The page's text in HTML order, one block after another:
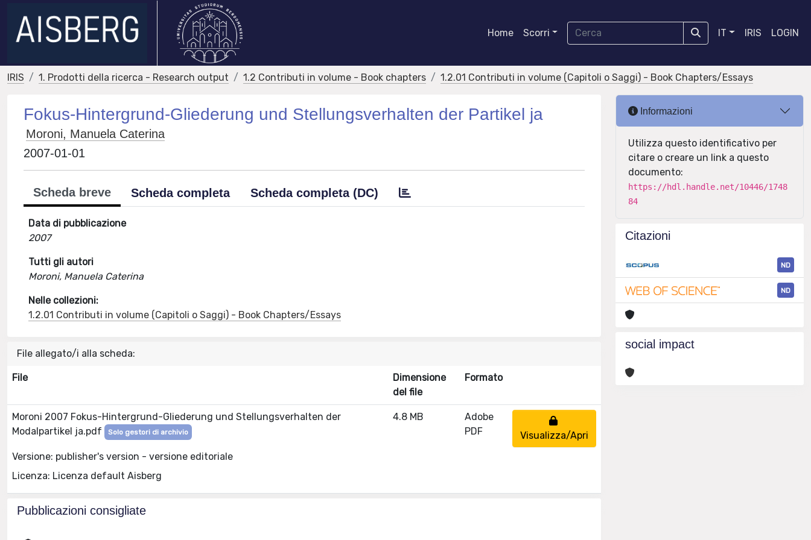
Home Scorri IT IRIS LOGIN
IRIS 1. Prodotti della ricerca - Research output 1.2 Contributi in volume - Book chapters 1.2.01 Contributi in volume (Capitoli o Saggi) - Book Chapters/Essays
Fokus-Hintergrund-Gliederung und Stellungsverhalten der Partikel ja
Moroni, Manuela Caterina
2007-01-01
Scheda breve Scheda completa Scheda completa (DC)
Data di pubblicazione
2007
Tutti gli autori
Moroni, Manuela Caterina
Nelle collezioni:
1.2.01 Contributi in volume (Capitoli o Saggi) - Book Chapters/Essays
File allegato/i alla scheda:
File
Dimensione
del file
Formato
Moroni 2007 Fokus-Hintergrund-Gliederung und Stellungsverhalten der
Modalpartikel ja.pdf
Solo gestori di archivio
Versione: publisher's version - versione editoriale
Licenza: Licenza default Aisberg
4.8 MB
Adobe
PDF
Visualizza/Apri
Pubblicazioni consigliate
Informazioni
Utilizza questo identificativo per
citare o creare un link a questo
documento:
https://hdl.handle.net/10446/1748
84
Citazioni
ND
ND
social impact